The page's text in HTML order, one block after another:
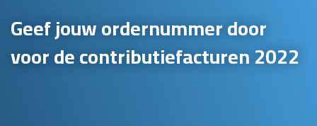
Geef jouw ordernummer door
voor de contributiefacturen 2022